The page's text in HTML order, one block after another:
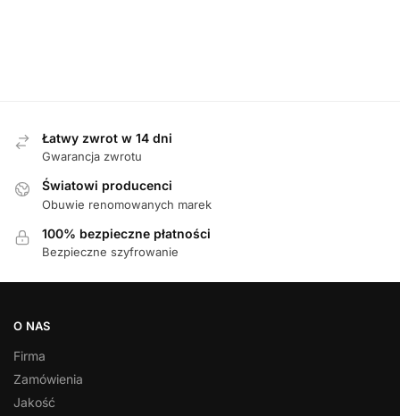
Łatwy zwrot w 14 dni
Gwarancja zwrotu
Światowi producenci
Obuwie renomowanych marek
100% bezpieczne płatności
Bezpieczne szyfrowanie
O NAS
Firma
Zamówienia
Jakość